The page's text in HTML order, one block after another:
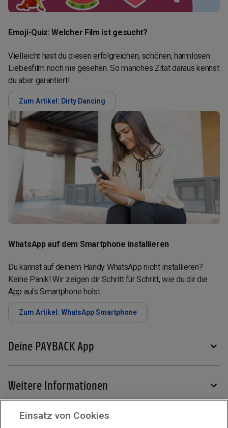
Emoji-Quiz: Welcher Film ist gesucht?
Vielleicht hast du diesen erfolgreichen, schönen, harmlosen
Liebesfilm noch nie gesehen. So manches Zitat daraus kennst
du aber garantiert!
Zum Artikel: Dirty Dancing
WhatsApp auf dem Smartphone installieren
Du kannst auf deinem Handy WhatsApp nicht installieren?
Keine Panik! Wir zeigen dir Schritt für Schritt, wie du dir die
App aufs Smartphone holst.
Zum Artikel: WhatsApp Smartphone
Deine PAYBACK App
Weitere Informationen
Einsatz von Cookies